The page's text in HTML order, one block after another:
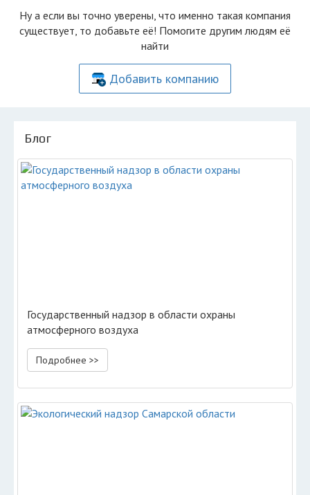
Ну а если вы точно уверены, что именно такая компания
существует, то добавьте её! Помогите другим людям её
найти
Добавить компанию
Блог
Государственный надзор в области охраны
атмосферного воздуха
Подробнее >>